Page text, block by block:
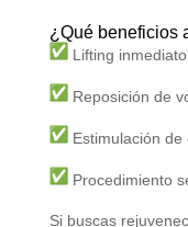
¿Qué beneficios
Lifting
Reposición de
Estimulación
Procedimiento
Si buscas